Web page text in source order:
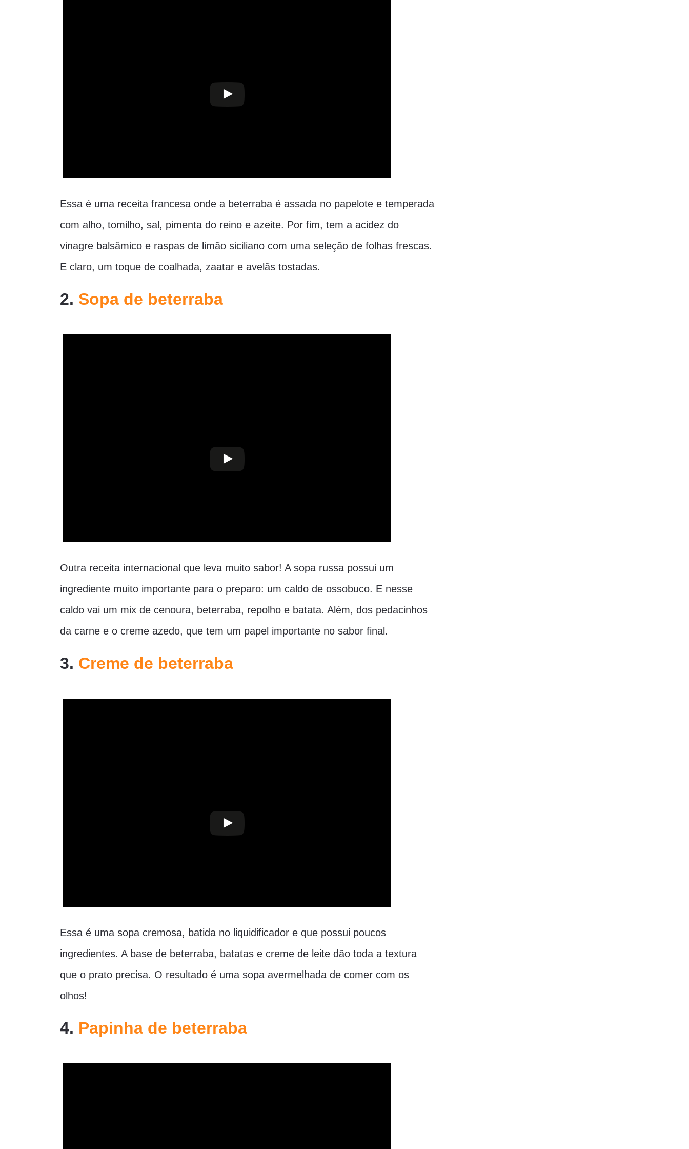
Essa é uma receita francesa onde a beterraba é assada no papelote e temperada
com alho, tomilho, sal, pimenta do reino e azeite. Por fim, tem a acidez do
vinagre balsâmico e raspas de limão siciliano com uma seleção de folhas frescas.
E claro, um toque de coalhada, zaatar e avelãs tostadas.
2. Sopa de beterraba
Outra receita internacional que leva muito sabor! A sopa russa possui um
ingrediente muito importante para o preparo: um caldo de ossobuco. E nesse
caldo vai um mix de cenoura, beterraba, repolho e batata. Além, dos pedacinhos
da carne e o creme azedo, que tem um papel importante no sabor final.
3. Creme de beterraba
Essa é uma sopa cremosa, batida no liquidificador e que possui poucos
ingredientes. A base de beterraba, batatas e creme de leite dão toda a textura
que o prato precisa. O resultado é uma sopa avermelhada de comer com os
olhos!
4. Papinha de beterraba